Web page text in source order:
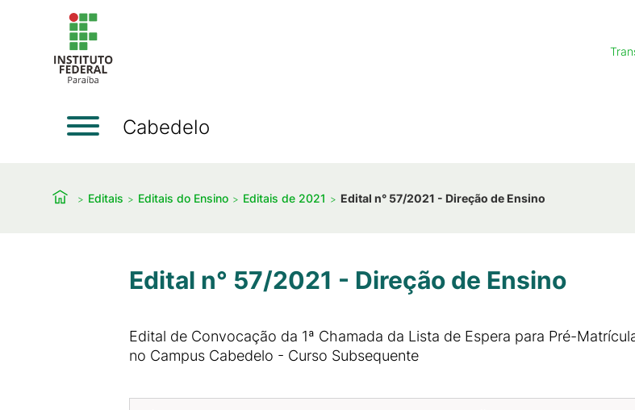
Cabedelo
Editais Editais do Ensino Editais de 2021 Edital n° 57/2021 - Direção de Ensino
Edital n° 57/2021 - Direção de Ensino
Edital de Convocação da 1ª Chamada da Lista de Espera para Pré-
no Campus Cabedelo - Curso Subsequente